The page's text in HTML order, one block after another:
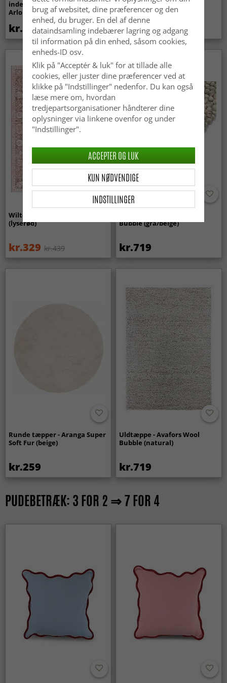
indendørs/udendørs brug -
Arlo (beige)
kr.439
Super Soft Fur (beige)
kr.369
Wilton-tæppe - Gombalia
(lyserød)
kr.329 kr.439
Nyhed
Bubble (grå/beige)
kr.719
Runde tæpper - Aranga Super
Soft Fur (beige)
kr.259
Uldtæppe - Avafors Wool
Bubble (natural)
kr.719
PUDEBETRÆK: 3 FOR 2 ⇒ 7 FOR 4
brug af websitet, dine præferencer og den
enhed, du bruger. En del af denne
dataindsamling indebærer lagring og adgang
til information på din enhed, såsom cookies,
enheds-ID osv.
Klik på "Acceptér & luk" for at tillade alle
cookies, eller juster dine præferencer ved at
klikke på "Indstillinger" nedenfor. Du kan også
læse mere om, hvordan
tredjepartsorganisationer håndterer dine
oplysninger via linkene ovenfor og under
"Indstillinger".
INDSTILLINGER
KUN NØDVENDIGE
ACCEPTER OG LUK